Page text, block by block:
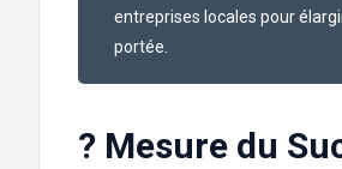
entreprises locales pour
portée.
? Mesure du